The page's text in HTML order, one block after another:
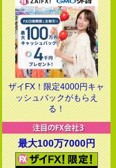
ザイFX！限定4000円キャ
ッシュバックがもらえ
る！
最大100万7000円